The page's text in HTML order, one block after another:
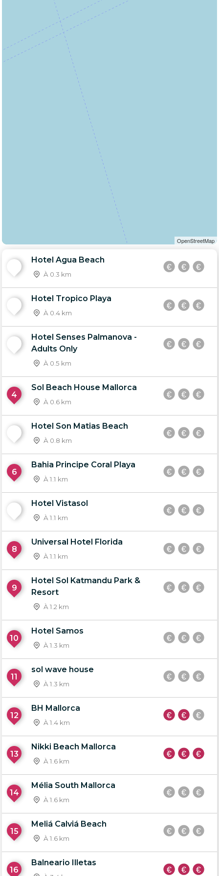
OpenStreetMap
Hotel Agua Beach
À 0.3 km
Hotel Tropico Playa
À 0.4 km
Hotel Senses Palmanova -
Adults Only
À 0.5 km
4
Sol Beach House Mallorca
À 0.6 km
Hotel Son Matias Beach
À 0.8 km
6
Bahia Principe Coral Playa
À 1.1 km
Hotel Vistasol
À 1.1 km
8
Universal Hotel Florida
À 1.1 km
9
Hotel Sol Katmandu Park &
Resort
À 1.2 km
10
Hotel Samos
À 1.3 km
11
sol wave house
À 1.3 km
12
BH Mallorca
À 1.4 km
13
Nikki Beach Mallorca
À 1.6 km
14
Mélia South Mallorca
À 1.6 km
15
Meliá Calviá Beach
À 1.6 km
16
Balneario Illetas